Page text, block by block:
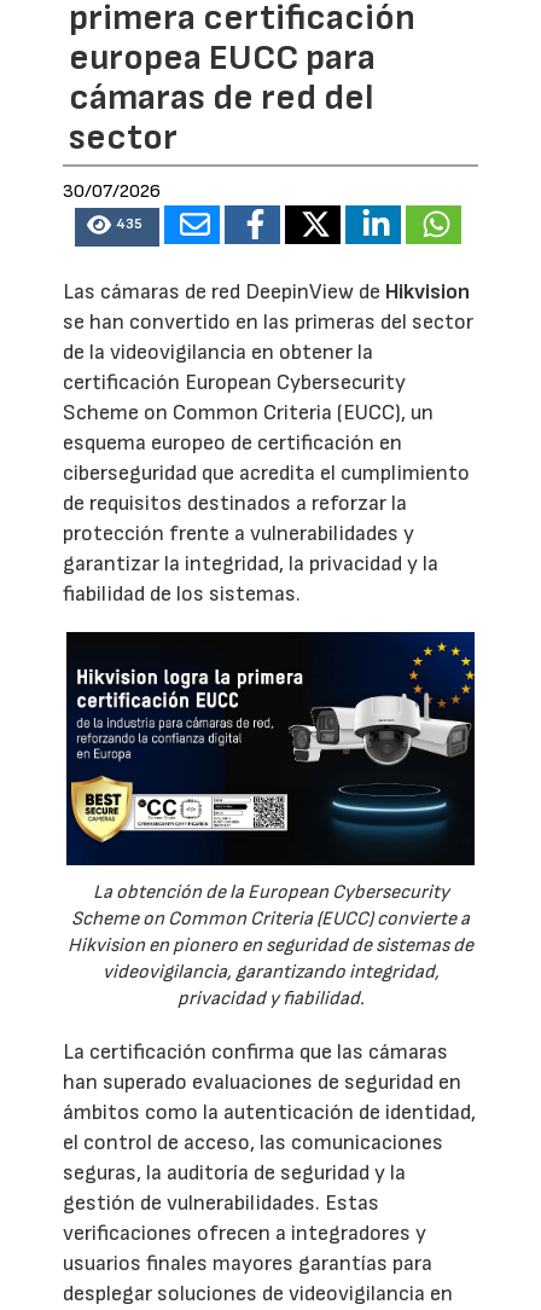
primera certificación
europea EUCC para
cámaras de red del
sector
30/07/2026
435
Las cámaras de red DeepinView de Hikvision
se han convertido en las primeras del sector
de la videovigilancia en obtener la
certificación European Cybersecurity
Scheme on Common Criteria (EUCC), un
esquema europeo de certificación en
ciberseguridad que acredita el cumplimiento
de requisitos destinados a reforzar la
protección frente a vulnerabilidades y
garantizar la integridad, la privacidad y la
fiabilidad de los sistemas.
La obtención de la European Cybersecurity
Scheme on Common Criteria (EUCC) convierte a
Hikvision en pionero en seguridad de sistemas de
videovigilancia, garantizando integridad,
privacidad y fiabilidad.
La certificación confirma que las cámaras
han superado evaluaciones de seguridad en
ámbitos como la autenticación de identidad,
el control de acceso, las comunicaciones
seguras, la auditoría de seguridad y la
gestión de vulnerabilidades. Estas
verificaciones ofrecen a integradores y
usuarios finales mayores garantías para
desplegar soluciones de videovigilancia en